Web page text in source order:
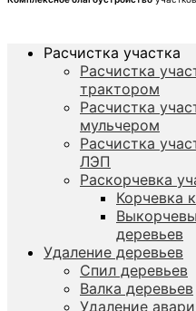
Расчистка участка
Расчистка
трактором
Расчистка
мульчером
Расчистка
ЛЭП
Раскорчевка
Корчевка
деревьев
Удаление деревьев
Спил деревьев
Валка деревьев
Удаление